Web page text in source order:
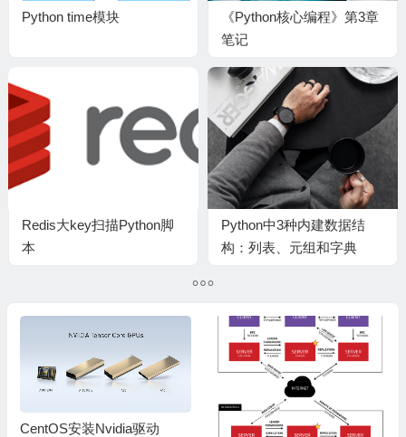
Python time模块
《Python核心编程》第3章
笔记
Redis大key扫描Python脚
本
Python中3种内建数据结
构：列表、元组和字典
CentOS安装Nvidia驱动